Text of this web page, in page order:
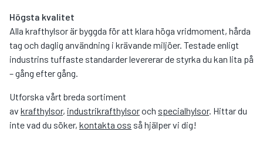
Högsta kvalitet
Alla krafthylsor är byggda för att klara höga vridmoment, hårda
tag och daglig användning i krävande miljöer. Testade enligt
industrins tuffaste standarder levererar de styrka du kan lita på
– gång efter gång.
Utforska vårt breda sortiment
av krafthylsor, industrikrafthylsoroch specialhylsor. Hittar du
inte vad du söker, kontakta oss så hjälper vi dig!